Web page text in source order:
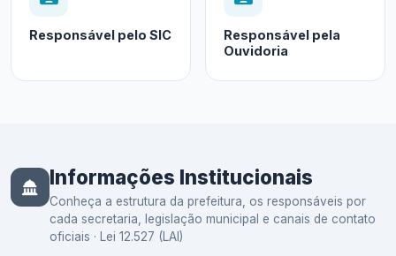
Responsável pelo SIC
Responsável pela
Ouvidoria
Informações Institucionais
Conheça a estrutura da prefeitura, os responsáveis por
cada secretaria, legislação municipal e canais de contato
oficiais · Lei 12.527 (LAI)